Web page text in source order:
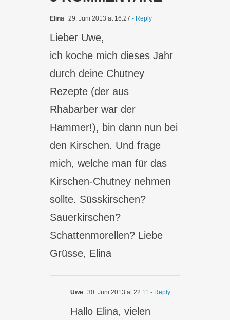
Elina 29. Juni 2013 at 16:27 - Reply
Lieber Uwe,
ich koche mich dieses Jahr
durch deine Chutney
Rezepte (der aus
Rhabarber war der
Hammer!), bin dann nun bei
den Kirschen. Und frage
mich, welche man für das
Kirschen-Chutney nehmen
sollte. Süsskirschen?
Sauerkirschen?
Schattenmorellen? Liebe
Grüsse, Elina
Uwe 30. Juni 2013 at 22:11 - Reply
Hallo Elina, vielen